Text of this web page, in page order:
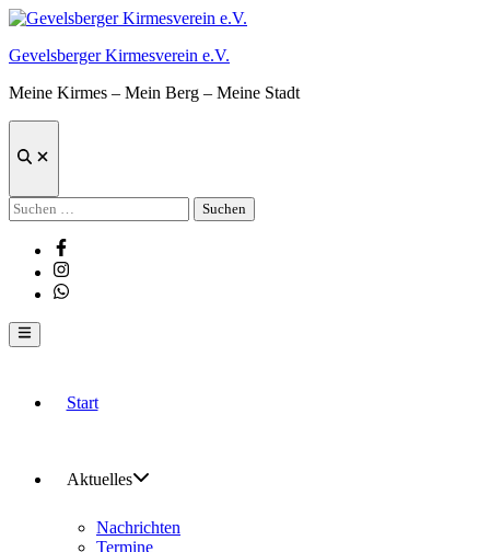
Zum
springen
Gevelsberger Kirmesverein e.V.
Meine Kirmes – Mein Berg – Meine Stadt
Suche
Suchen
nach:
Facebook
Instagram
Whatsapp
Hauptmenü
Start
Aktuelles
Nachrichten
Termine